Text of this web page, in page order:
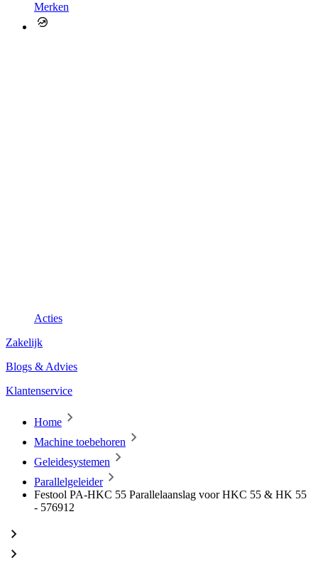
Merken
Acties
Zakelijk
Blogs & Advies
Klantenservice
Home
Machine toebehoren
Geleidesystemen
Parallelgeleider
Festool PA-HKC 55 Parallelaanslag voor HKC 55 & HK 55
- 576912